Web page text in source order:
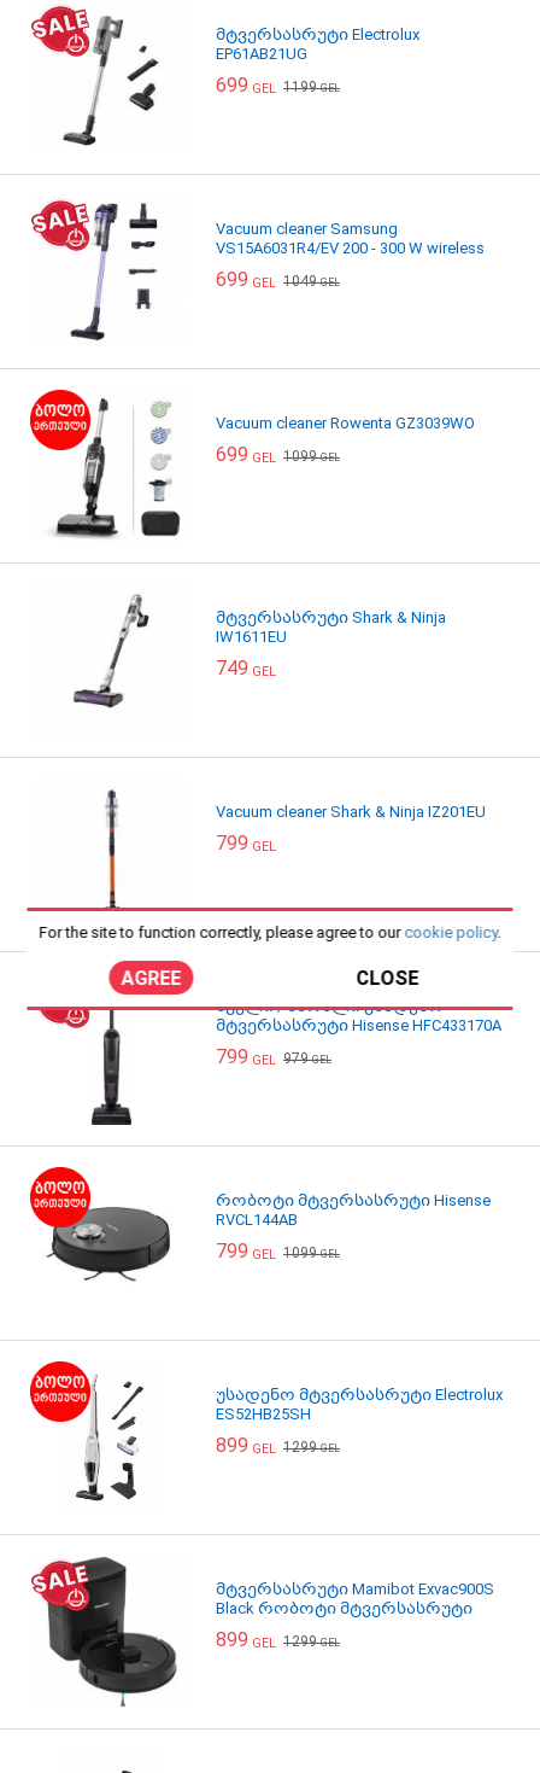
მტვერსასრუტი Electrolux
EP61AB21UG
699 GEL 1199GEL
Vacuum cleaner Samsung
VS15A6031R4/EV 200 - 300 W wireless
699 GEL 1049GEL
Vacuum cleaner Rowenta GZ3039WO
699 GEL 1099GEL
მტვერსასრუტი Shark & Ninja
IW1611EU
749 GEL
Vacuum cleaner Shark & Ninja IZ201EU
799 GEL
სველი / მშრალი უსადენო
მტვერსასრუტი Hisense HFC433170A
799 GEL 979GEL
რობოტი მტვერსასრუტი Hisense
RVCL144AB
799 GEL 1099GEL
უსადენო მტვერსასრუტი Electrolux
ES52HB25SH
899 GEL 1299GEL
მტვერსასრუტი Mamibot Exvac900S
Black რობოტი მტვერსასრუტი
899 GEL 1299GEL
For the site to function correctly, please agree to our cookie policy.
AGREE CLOSE